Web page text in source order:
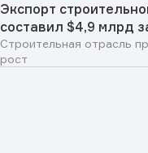
Экспорт
составил $4,9 млрд
Строительная отрасль
рост